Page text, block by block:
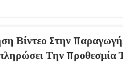
Βίντεο Στην
Την